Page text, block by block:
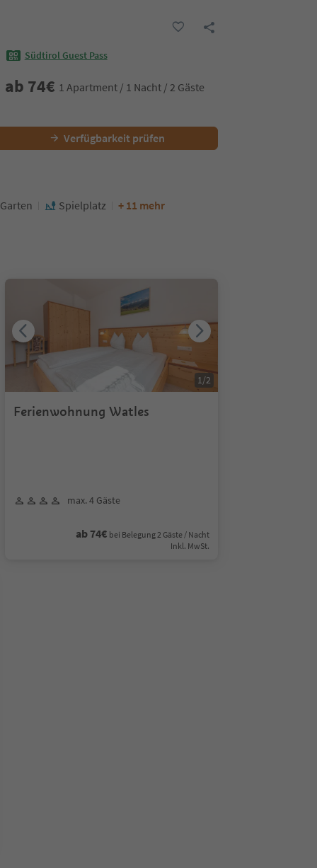
Südtirol Guest Pass
ab 74€ 1 Apartment / 1 Nacht / 2 Gäste
Verfügbarkeit prüfen
Garten Spielplatz + 11 mehr
Ferienwohnung Watles
max. 4 Gäste
ab 74€ bei Belegung 2 Gäste / Nacht
Inkl. MwSt.
1/2